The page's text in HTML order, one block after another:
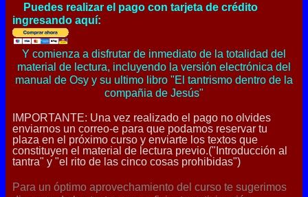
Puedes realizar el pago con tarjeta de crédito
ingresando aquí:
Y comienza a disfrutar de inmediato de la totalidad del
material de lectura, incluyendo la versión electrónica del
manual de Osy y su ultimo libro "El tantrismo dentro de la
compañia de Jesús"
IMPORTANTE: Una vez realizado el pago no olvides
enviarnos un correo-e para que podamos reservar tu
plaza en el próximo curso y enviarte los textos que
constituyen el material de lectura previo.("Introducción al
tantra" y "el rito de las cinco cosas prohibidas")
Para un óptimo aprovechamiento del curso te sugerimos